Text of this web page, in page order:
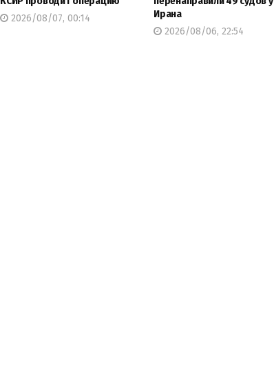
2026/08/07, 00:14
Ирана
2026/08/06, 22:54